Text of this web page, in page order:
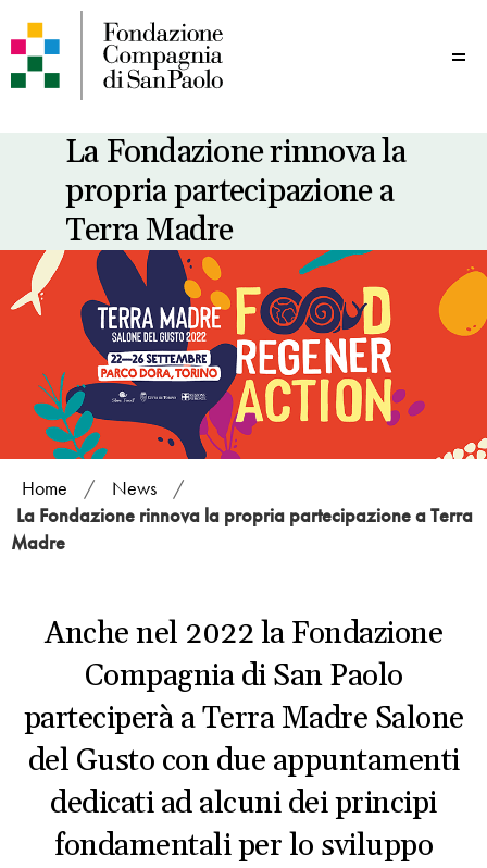
La Fondazione rinnova la
propria partecipazione a
Terra Madre
Home / News
/
La Fondazione rinnova la propria partecipazione a Terra
Madre
Anche nel 2022 la Fondazione
Compagnia di San Paolo
parteciperà a Terra Madre Salone
del Gusto con due appuntamenti
dedicati ad alcuni dei principi
fondamentali per lo sviluppo